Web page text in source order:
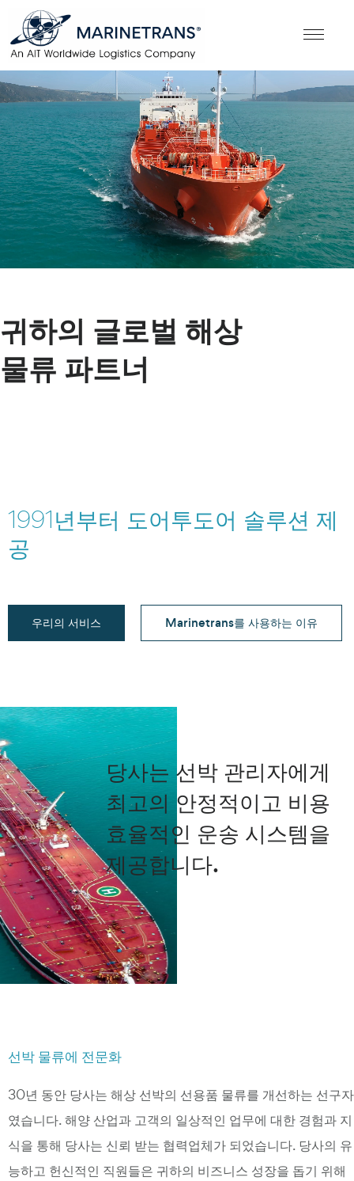
귀하의 글로벌 해상
물류 파트너
1991년부터 도어투도어 솔루션 제
공
우리의 서비스 Marinetrans를 사용하는 이유
당사는 선박 관리자에게
최고의 안정적이고 비용
효율적인 운송 시스템을
제공합니다.
선박 물류에 전문화
30년 동안 당사는 해상 선박의 선용품 물류를 개선하는 선구자
였습니다. 해양 산업과 고객의 일상적인 업무에 대한 경험과 지
식을 통해 당사는 신뢰 받는 협력업체가 되었습니다. 당사의 유
능하고 헌신적인 직원들은 귀하의 비즈니스 성장을 돕기 위해